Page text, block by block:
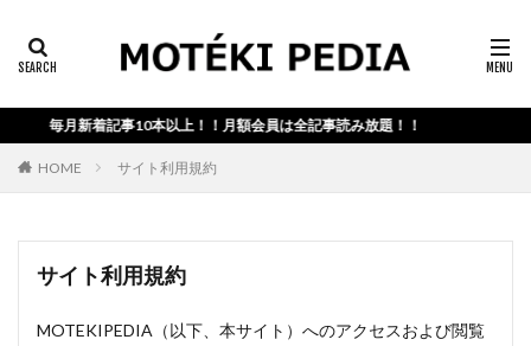
毎月新着記事10本以上！！月額会員は全記事読み放題！！
HOME サイト利用規約
サイト利用規約
MOTEKIPEDIA（以下、本サイト）へのアクセスおよび閲覧